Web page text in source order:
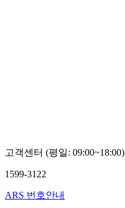
고객센터 (평일: 09:00~18:00)
1599-3122
ARS 번호안내